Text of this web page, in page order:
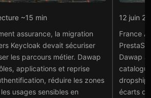
sécurisée
~15 min
assurance, la migration
Keycloak devait sécuriser
les parcours métier. Dawap
applications et reprise
réduire les zones
usages sensibles en
et
12 juin
France
Dawap a
écarts